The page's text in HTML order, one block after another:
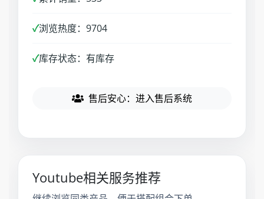
✓浏览热度：9704
✓库存状态：有库存
售后安心：进入售后系统
Youtube相关服务推荐